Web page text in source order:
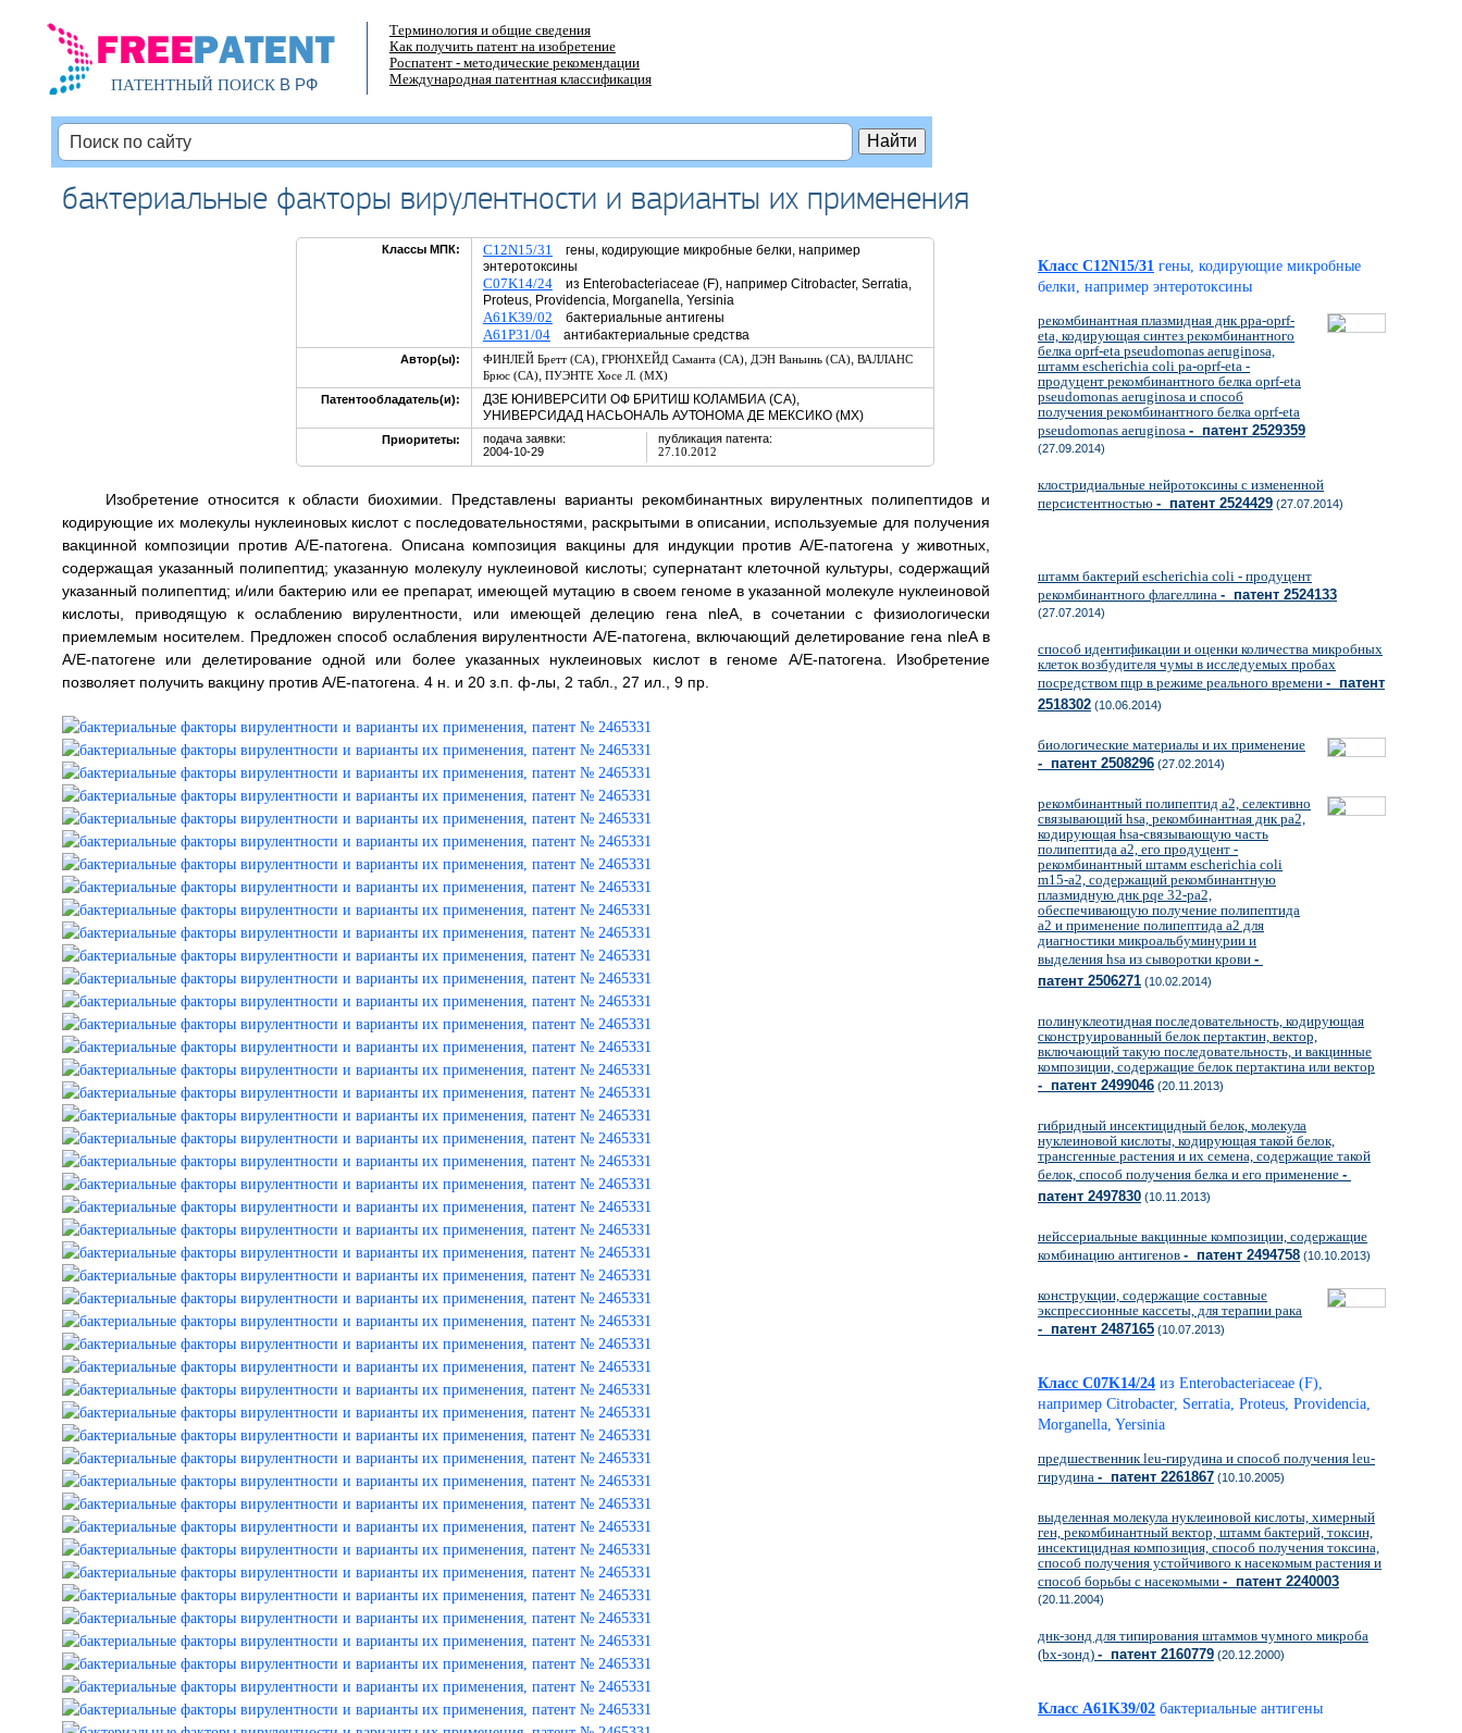
ПАТЕНТНЫЙ ПОИСКВ РФ
Терминология и общие сведения
Как получить патент на изобретение
Роспатент - методические рекомендации
Международная патентная классификация
бактериальные факторы вирулентности и варианты их применения
Классы МПК: C12N15/31 гены, кодирующие микробные белки, например
энтеротоксины
C07K14/24из Enterobacteriaceae (F), например Citrobacter, Serratia,
Proteus, Providencia, Morganella, Yersinia
A61K39/02 бактериальные антигены
A61P31/04антибактериальные средства
Автор(ы): ФИНЛЕЙ Бретт (CA), ГРЮНХЕЙД Саманта (CA), ДЭН Ваньинь (CA), ВАЛЛАНС
Брюс (CA), ПУЭНТЕ Хосе Л. (MX)
Патентообладатель(и):
ДЗЕ ЮНИВЕРСИТИ ОФ БРИТИШ КОЛАМБИА (CA),
УНИВЕРСИДАД НАСЬОНАЛЬ АУТОНОМА ДЕ МЕКСИКО (MX)
Приоритеты:
подача заявки:
2004-10-29
публикация патента:
27.10.2012
Изобретение относится к области биохимии. Представлены варианты рекомбинантных вирулентных полипептидов и
кодирующие их молекулы нуклеиновых кислот с последовательностями, раскрытыми в описании, используемые для получения
вакцинной композиции против А/Е-патогена. Описана композиция вакцины для индукции против А/Е-патогена у животных,
содержащая указанный полипептид; указанную молекулу нуклеиновой кислоты; супернатант клеточной культуры, содержащий
указанный полипептид; и/или бактерию или ее препарат, имеющей мутацию в своем геноме в указанной молекуле нуклеиновой
кислоты, приводящую к ослаблению вирулентности, или имеющей делецию гена nleA, в сочетании с физиологически
приемлемым носителем. Предложен способ ослабления вирулентности А/Е-патогена, включающий делетирование гена nleA в
А/Е-патогене или делетирование одной или более указанных нуклеиновых кислот в геноме А/Е-патогена. Изобретение
позволяет получить вакцину против А/Е-патогена. 4 н. и 20 з.п. ф-лы, 2 табл., 27 ил., 9 пр.
Класс C12N15/31 гены, кодирующие микробные
белки, например энтеротоксины
рекомбинантная плазмидная днк ppa-oprf-
eta, кодирующая синтез рекомбинантного
белка oprf-eta pseudomonas aeruginosa,
штамм escherichia coli pa-oprf-eta -
продуцент рекомбинантного белка oprf-eta
pseudomonas aeruginosa и способ
получения рекомбинантного белка oprf-eta
pseudomonas aeruginosa - патент 2529359
(27.09.2014)
клостридиальные нейротоксины с измененной
персистентностью - патент 2524429 (27.07.2014)
штамм бактерий escherichia coli - продуцент
рекомбинантного флагеллина - патент 2524133
(27.07.2014)
способ идентификации и оценки количества микробных
клеток возбудителя чумы в исследуемых пробах
посредством пцр в режиме реального времени - патент
2518302 (10.06.2014)
биологические материалы и их применение
- патент 2508296 (27.02.2014)
рекомбинантный полипептид а2, селективно
связывающий hsa, рекомбинантная днк pa2,
кодирующая hsa-связывающую часть
полипептида a2, его продуцент -
рекомбинантный штамм escherichia coli
m15-a2, содержащий рекомбинантную
плазмидную днк pqe 32-pa2,
обеспечивающую получение полипептида
a2 и применение полипептида а2 для
диагностики микроальбуминурии и
выделения hsa из сыворотки крови -
патент 2506271 (10.02.2014)
полинуклеотидная последовательность, кодирующая
сконструированный белок пертактин, вектор,
включающий такую последовательность, и вакцинные
композиции, содержащие белок пертактина или вектор
- патент 2499046 (20.11.2013)
гибридный инсектицидный белок, молекула
нуклеиновой кислоты, кодирующая такой белок,
трансгенные растения и их семена, содержащие такой
белок, способ получения белка и его применение -
патент 2497830 (10.11.2013)
нейссериальные вакцинные композиции, содержащие
комбинацию антигенов - патент 2494758 (10.10.2013)
конструкции, содержащие составные
экспрессионные кассеты, для терапии рака
- патент 2487165 (10.07.2013)
Класс C07K14/24 из Enterobacteriaceae (F),
например Citrobacter, Serratia, Proteus, Providencia,
Morganella, Yersinia
предшественник leu-гирудина и способ получения leu-
гирудина - патент 2261867 (10.10.2005)
выделенная молекула нуклеиновой кислоты, химерный
ген, рекомбинантный вектор, штамм бактерий, токсин,
инсектицидная композиция, способ получения токсина,
способ получения устойчивого к насекомым растения и
способ борьбы с насекомыми - патент 2240003
(20.11.2004)
днк-зонд для типирования штаммов чумного микроба
(bx-зонд) - патент 2160779 (20.12.2000)
Класс A61K39/02 бактериальные антигены